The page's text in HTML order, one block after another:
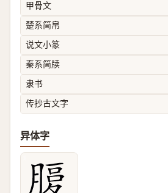
甲骨文
楚系简帛
说文小篆
秦系简牍
隶书
传抄古文字
异体字